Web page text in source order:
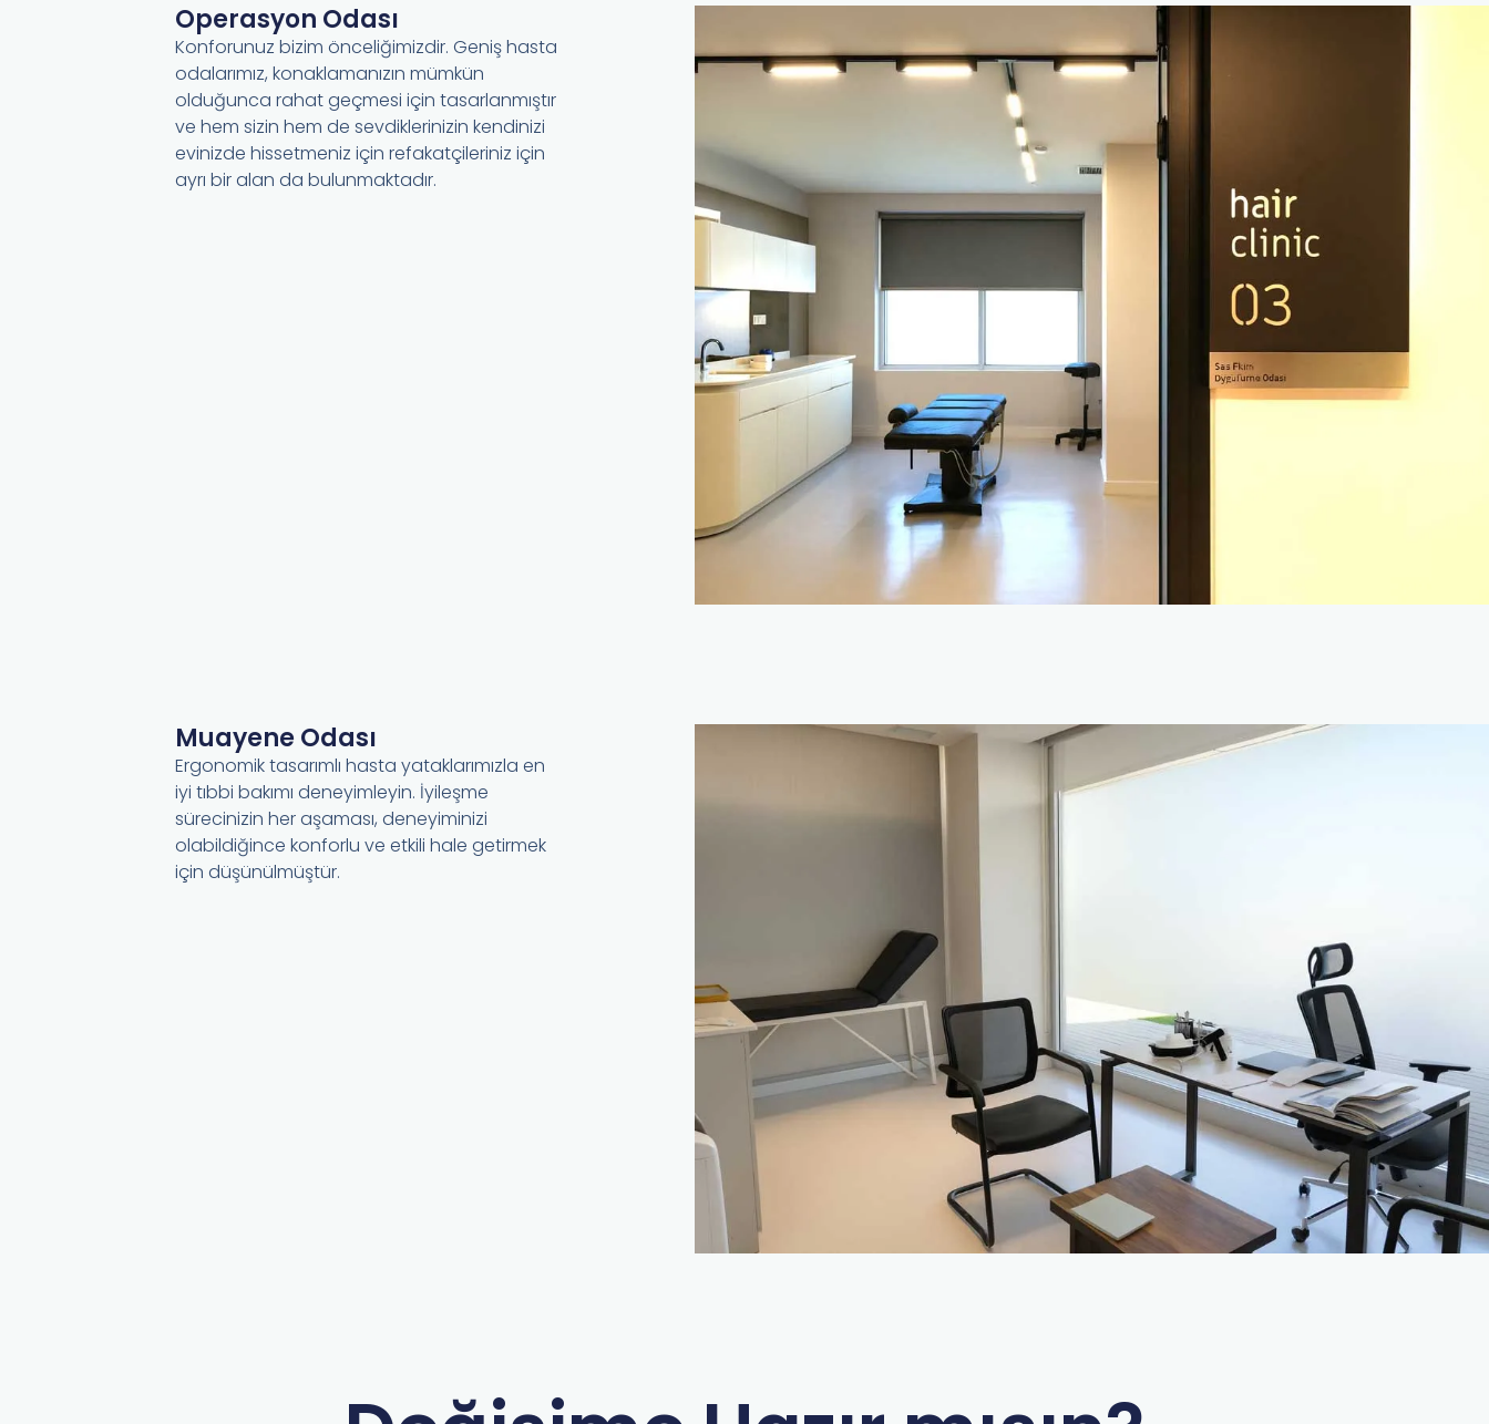
Operasyon Odası
Konforunuz bizim önceliğimizdir. Geniş hasta
odalarımız, konaklamanızın mümkün
olduğunca rahat geçmesi için tasarlanmıştır
ve hem sizin hem de sevdiklerinizin kendinizi
evinizde hissetmeniz için refakatçileriniz için
ayrı bir alan da bulunmaktadır.
Muayene Odası
Ergonomik tasarımlı hasta yataklarımızla en
iyi tıbbi bakımı deneyimleyin. İyileşme
sürecinizin her aşaması, deneyiminizi
olabildiğince konforlu ve etkili hale getirmek
için düşünülmüştür.